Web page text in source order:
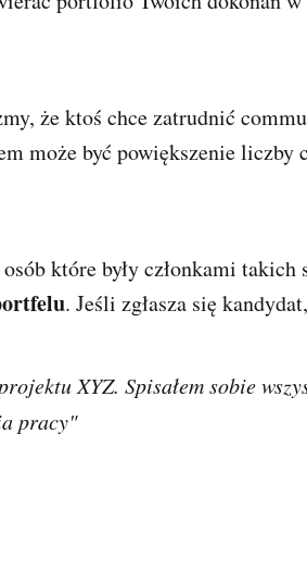
że ktoś chce zatrudnić
może być powiększenie liczby
które były członkami takich
. Jeśli zgłasza się
XYZ. Spisałem sobie
pracy"